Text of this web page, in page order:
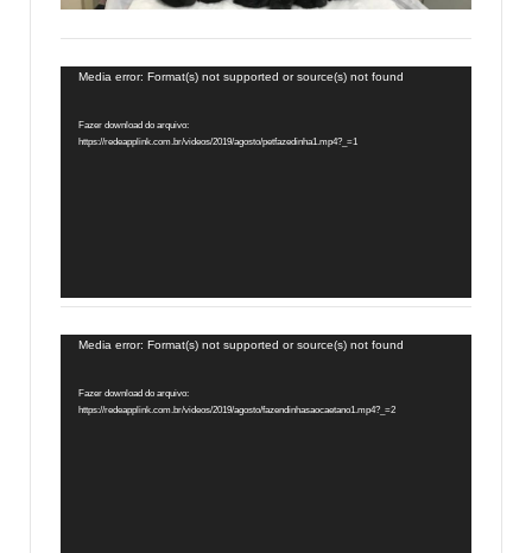
Tocador
vídeo
Media error: Format(s) not supported or source(s) not found
Fazer download do arquivo:
https://redeapplink.com.br/videos/2019/agosto/petfazedinha1.mp4?_=1
Tocador
vídeo
Media error: Format(s) not supported or source(s) not found
Fazer download do arquivo:
https://redeapplink.com.br/videos/2019/agosto/fazendinhasaocaetano1.mp4?_=2